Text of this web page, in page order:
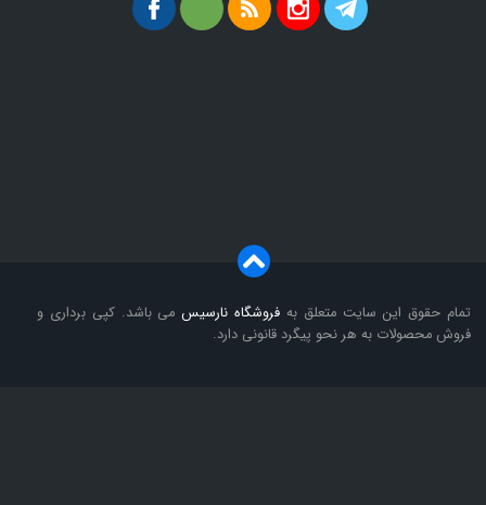
تمام حقوق این سایت متعلق به فروشگاه نارسیس می باشد. کپی برداری و
فروش محصولات به هر نحو پیگرد قانونی دارد.